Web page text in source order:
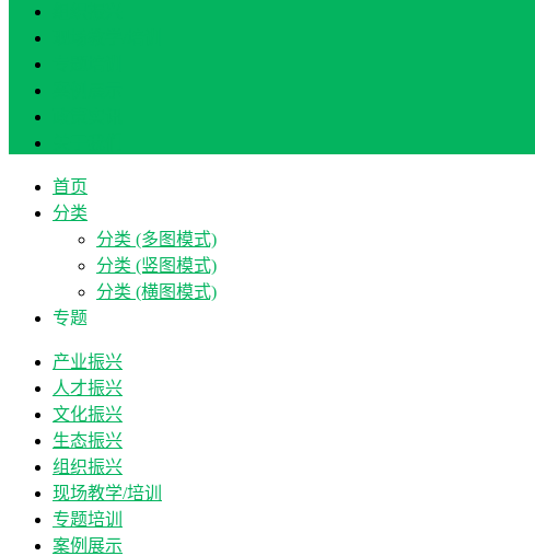
首页
分类
分类 (多图模式)
分类 (竖图模式)
分类 (横图模式)
专题
产业振兴
人才振兴
文化振兴
生态振兴
组织振兴
现场教学/培训
专题培训
案例展示